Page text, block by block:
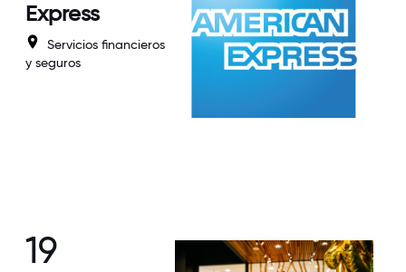
Express
Servicios financieros
y seguros
19